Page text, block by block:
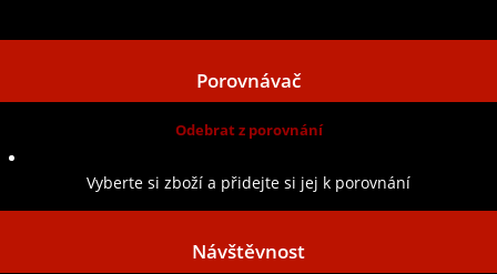
Porovnávač
Odebrat z porovnání
Vyberte si zboží a přidejte si jej k porovnání
Návštěvnost